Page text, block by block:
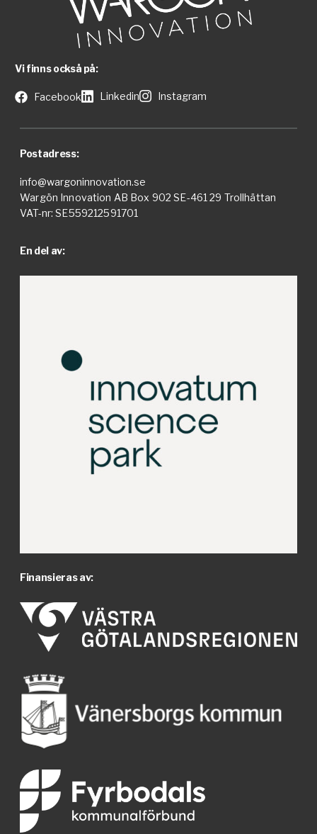
Vi finns också på:
Facebook Linkedin Instagram
Postadress:
info@wargoninnovation.se
Wargön Innovation AB Box 902 SE-461 29 Trollhättan
VAT-nr: SE559212591701
En del av:
Finansieras av: